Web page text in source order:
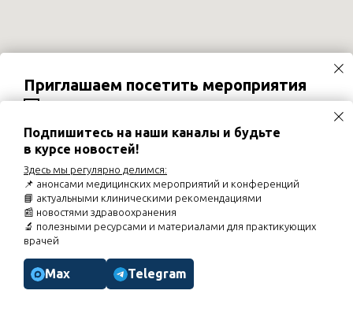
Приглашаем посетить мероприятия
ирригации»
03.09.2026Диалог экспертов «Кардио-рено-гепато-
фармакотерапии неалкогольной жировой болезни
печени при КРГМС»
07.09.2026
Вебинар «Торакалгии. Особенности курации
пациентов»
Расписание мероприятий
Подпишитесь на наши каналы и будьте
в курсе новостей!
Здесь мы регулярно делимся:
📌 анонсами медицинских мероприятий и конференций
📘 актуальными клиническими рекомендациями
📰 новостями здравоохранения
🔬 полезными ресурсами и материалами для практикующих
врачей
Max Telegram